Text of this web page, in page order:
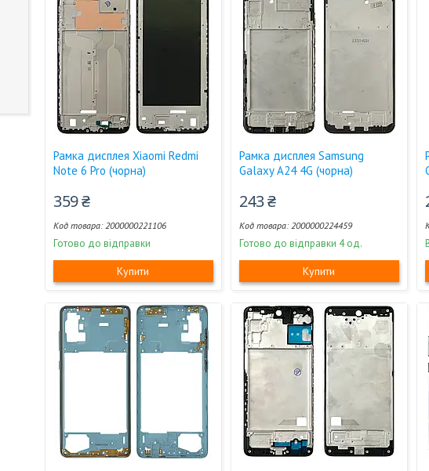
Рамка дисплея Xiaomi Redmi
Note 6 Pro (чорна)
359 ₴
2000000221106
Готово до відправки
Купити
Рамка дисплея Samsung
Galaxy A24 4G (чорна)
243 ₴
2000000224459
Готово до відправки 4 од.
Купити